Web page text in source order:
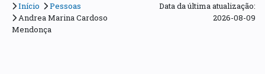
Início
Pessoas
Andrea Marina Cardoso
Mendonça
Data da última atualização:
2026-08-09